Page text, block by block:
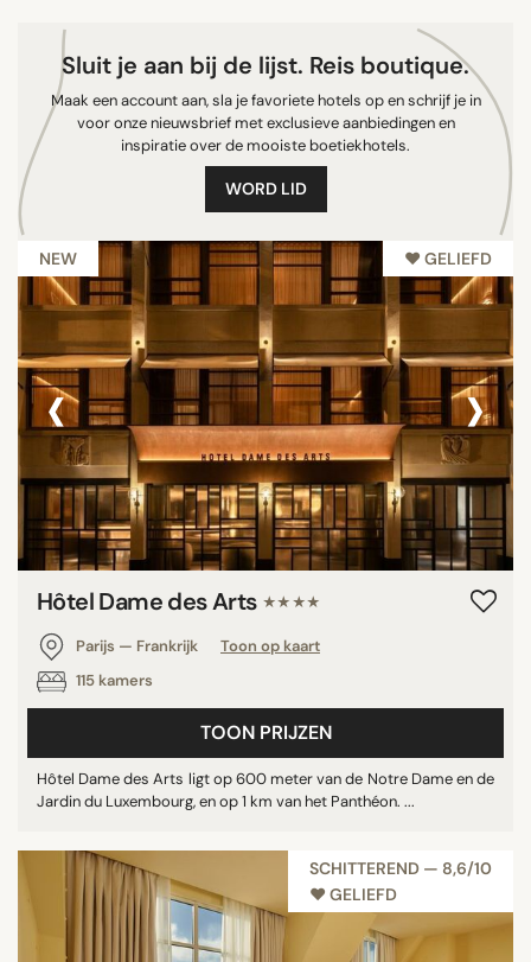
Sluit je aan bij de lijst. Reis boutique.
Maak een account aan, sla je favoriete hotels op en schrijf je in
voor onze nieuwsbrief met exclusieve aanbiedingen en
inspiratie over de mooiste boetiekhotels.
WORD LID
NEW ♥︎ GELIEFD
‹ ›
Hôtel Dame des Arts ★★★★
Parijs — Frankrijk
Toon op kaart
115 kamers
TOON PRIJZEN
Hôtel Dame des Arts ligt op 600 meter van de Notre Dame en de
Jardin du Luxembourg, en op 1 km van het Panthéon. ...
SCHITTEREND — 8,6/10
♥︎ GELIEFD